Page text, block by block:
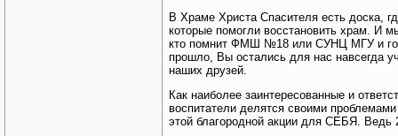
В Храме Христа Спасителя есть доска,
которые помогли восстановить храм. И
кто помнит ФМШ №18 или СУНЦ МГУ и
прошло, Вы остались для нас навсегда
наших друзей.
Как наиболее заинтересованные и
воспитатели делятся своими
этой благородной акции для СЕБЯ. Ведь